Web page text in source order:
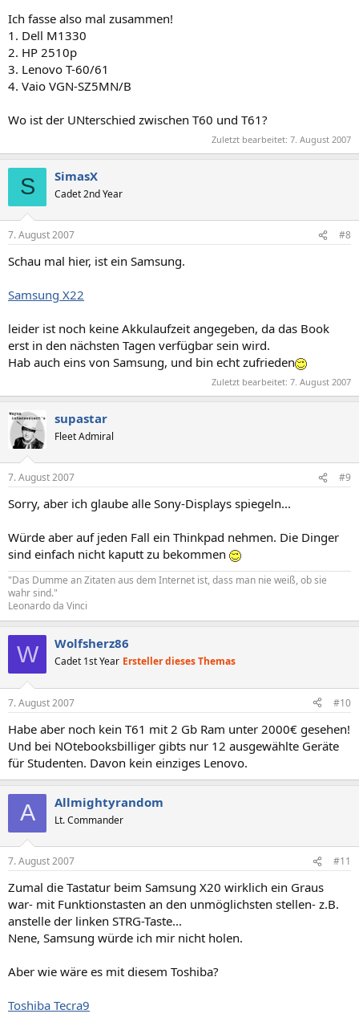
Ich fasse also mal zusammen!
1. Dell M1330
2. HP 2510p
3. Lenovo T-60/61
4. Vaio VGN-SZ5MN/B
Wo ist der UNterschied zwischen T60 und T61?
Zuletzt bearbeitet: 7. August 2007
S SimasX
Cadet 2nd Year
7. August 2007 #8
Schau mal hier, ist ein Samsung.
Samsung X22
leider ist noch keine Akkulaufzeit angegeben, da das Book
erst in den nächsten Tagen verfügbar sein wird.
Hab auch eins von Samsung, und bin echt zufrieden
Zuletzt bearbeitet: 7. August 2007
supastar
Fleet Admiral
7. August 2007 #9
Sorry, aber ich glaube alle Sony-Displays spiegeln...
Würde aber auf jeden Fall ein Thinkpad nehmen. Die Dinger
sind einfach nicht kaputt zu bekommen
"Das Dumme an Zitaten aus dem Internet ist, dass man nie weiß, ob sie
wahr sind."
Leonardo da Vinci
W Wolfsherz86
Cadet 1st Year Ersteller dieses Themas
7. August 2007 #10
Habe aber noch kein T61 mit 2 Gb Ram unter 2000€ gesehen!
Und bei NOtebooksbilliger gibts nur 12 ausgewählte Geräte
für Studenten. Davon kein einziges Lenovo.
A Allmightyrandom
Lt. Commander
7. August 2007 #11
Zumal die Tastatur beim Samsung X20 wirklich ein Graus
war- mit Funktionstasten an den unmöglichsten stellen- z.B.
anstelle der linken STRG-Taste...
Nene, Samsung würde ich mir nicht holen.
Aber wie wäre es mit diesem Toshiba?
Toshiba Tecra9